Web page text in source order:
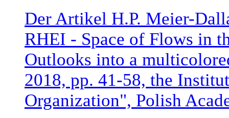
Der Artikel H.P. Meier-
RHEI - Space of Flows in
Outlooks into a
2018, pp. 41-58, the
Organization", Polish